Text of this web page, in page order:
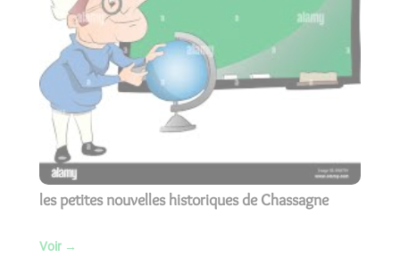
son territoire.
les petites nouvelles historiques de Chassagne
Voir →